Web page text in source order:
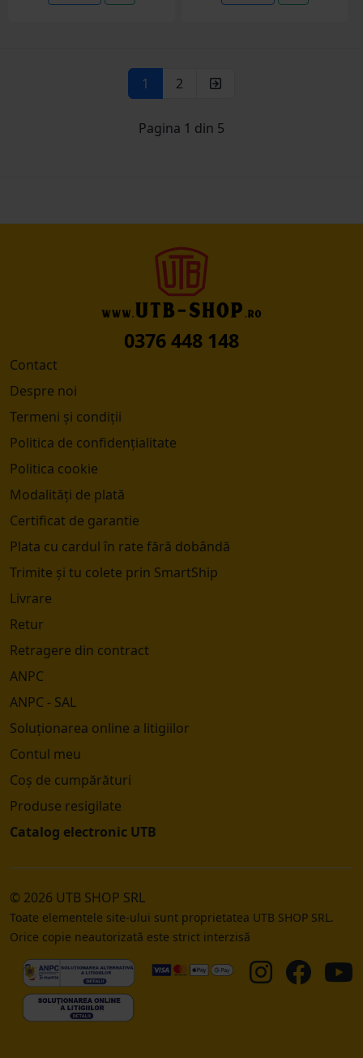
1 2
Pagina 1 din 5
0376 448 148
Contact
Despre noi
Termeni și condiții
Politica de confidențialitate
Politica cookie
Modalități de plată
Certificat de garantie
Plata cu cardul în rate fără dobândă
Trimite și tu colete prin SmartShip
Livrare
Retur
Retragere din contract
ANPC
ANPC - SAL
Soluționarea online a litigiilor
Contul meu
Coș de cumpărături
Produse resigilate
Catalog electronic UTB
© 2026 UTB SHOP SRL
Toate elementele site-ului sunt proprietatea UTB SHOP SRL.
Orice copie neautorizată este strict interzisă